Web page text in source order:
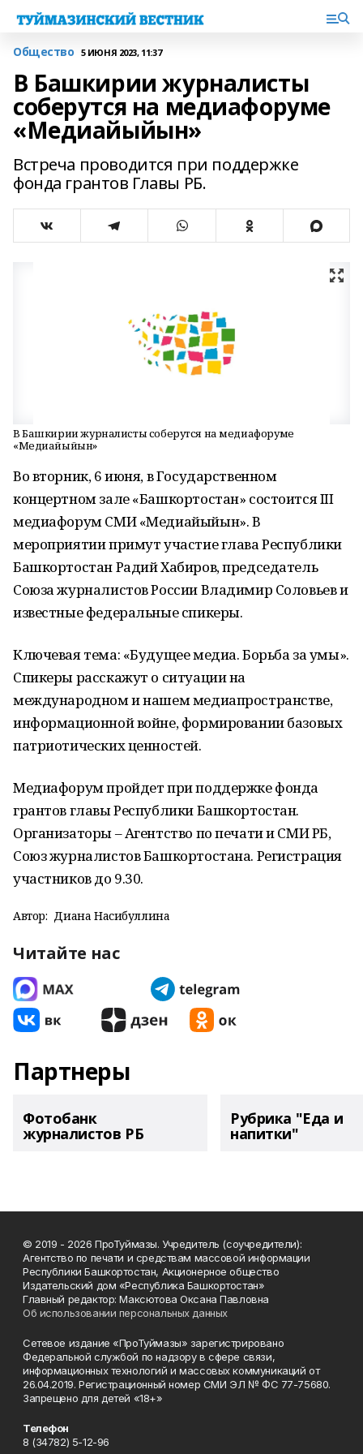
Общество 5 ИЮНЯ 2023, 11:37
В Башкирии журналисты
соберутся на медиафоруме
«Медиайыйын»
Встреча проводится при поддержке
фонда грантов Главы РБ.
В Башкирии журналисты соберутся на медиафоруме
«Медиайыйын»
Во вторник, 6 июня, в Государственном
концертном зале «Башкортостан» состоится III
медиафорум СМИ «Медиайыйын». В
мероприятии примут участие глава Республики
Башкортостан Радий Хабиров, председатель
Союза журналистов России Владимир Соловьев и
известные федеральные спикеры.
Ключевая тема: «Будущее медиа. Борьба за умы».
Спикеры расскажут о ситуации на
международном и нашем медиапространстве,
информационной войне, формировании базовых
патриотических ценностей.
Медиафорум пройдет при поддержке фонда
грантов главы Республики Башкортостан.
Организаторы – Агентство по печати и СМИ РБ,
Союз журналистов Башкортостана. Регистрация
участников до 9.30.
Автор: Диана Насибуллина
Читайте нас
Партнеры
Фотобанк
журналистов РБ
Рубрика "Еда и
напитки"
© 2019 - 2026 ПроТуймазы. Учредитель (соучредители):
Агентство по печати и средствам массовой информации
Республики Башкортостан, Акционерное общество
Издательский дом «Республика Башкортостан»
Главный редактор: Максютова Оксана Павловна
Об использовании персональных данных
Сетевое издание «ПроТуймазы» зарегистрировано
Федеральной службой по надзору в сфере связи,
информационных технологий и массовых коммуникаций от
26.04.2019. Регистрационный номер СМИ ЭЛ № ФС 77-75680.
Запрещено для детей «18+»
Телефон
8 (34782) 5-12-96